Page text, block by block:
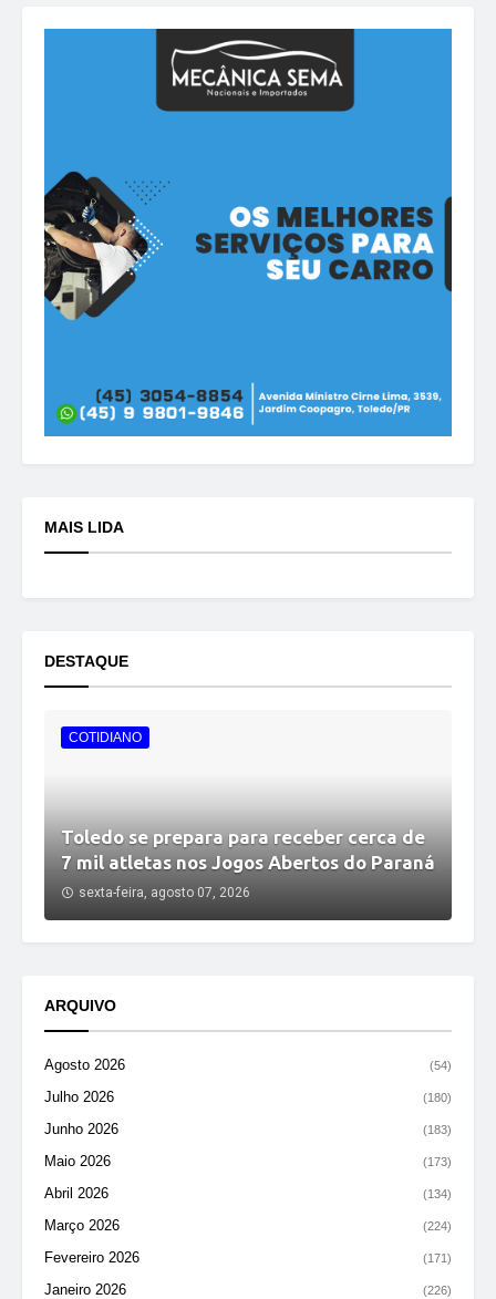
MAIS LIDA
DESTAQUE
COTIDIANO
Toledo se prepara para receber cerca de
7 mil atletas nos Jogos Abertos do Paraná
sexta-feira, agosto 07, 2026
ARQUIVO
Agosto 2026 (54)
Julho 2026 (180)
Junho 2026 (183)
Maio 2026 (173)
Abril 2026 (134)
Março 2026 (224)
Fevereiro 2026 (171)
Janeiro 2026 (226)